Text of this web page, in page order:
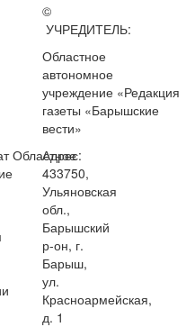
Областное
©
УЧРЕДИТЕЛЬ:
Областное
автономное
учреждение «Редакция
газеты «Барышские
вести»
Адрес:
433750,
Ульяновская
обл.,
Барышский
р-он, г.
Барыш,
ул.
Красноармейская,
д. 1